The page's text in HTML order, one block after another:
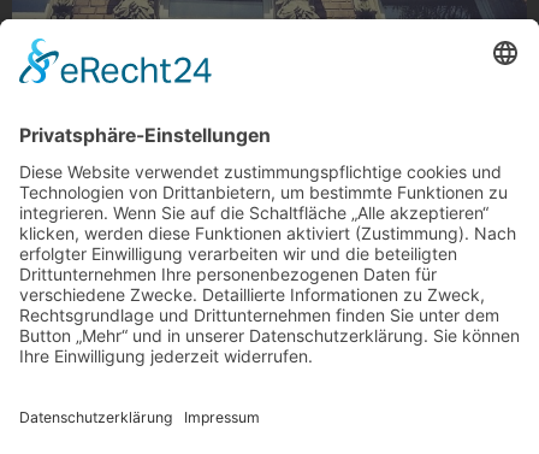
Prachtvoller Altbau
Prachtvoller Altbau auf der Waldhausener Straße,
Gladbach
Foto: lucy_lk_ via Instagram